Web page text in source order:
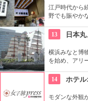
されて賑わい
江戸時代から
野でも賑やか
ず入ってみ
13 日本
横浜みなと博
を始め、アリ
財に指定され
14 ホテ
モダンな外観